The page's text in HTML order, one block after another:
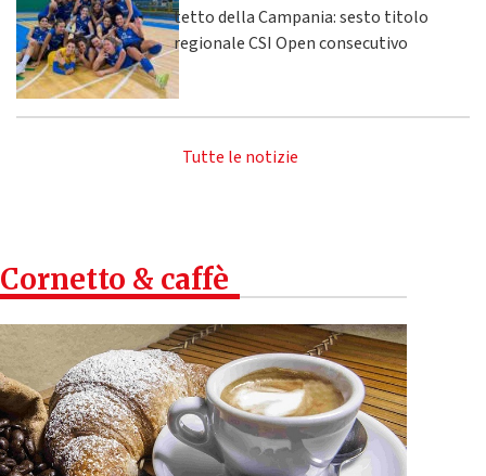
tetto della Campania: sesto titolo
regionale CSI Open consecutivo
Tutte le notizie
Cornetto & caffè